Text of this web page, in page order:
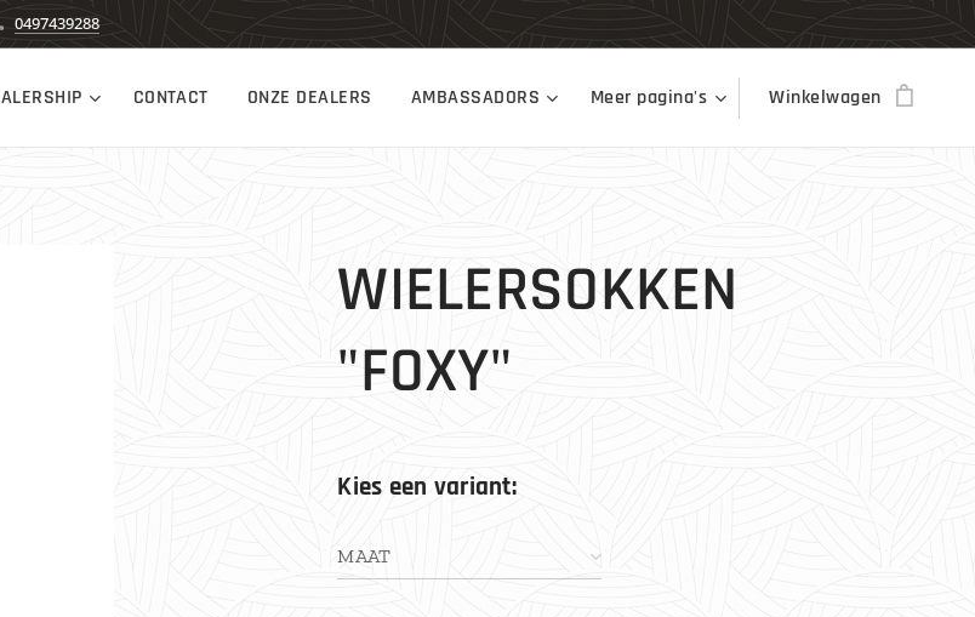
0497439288
CONTACT ONZE DEALERS AMBASSADORS Meer pagina's Winkelwagen
WIELERSOKKEN
"FOXY"
Kies een variant:
MAAT